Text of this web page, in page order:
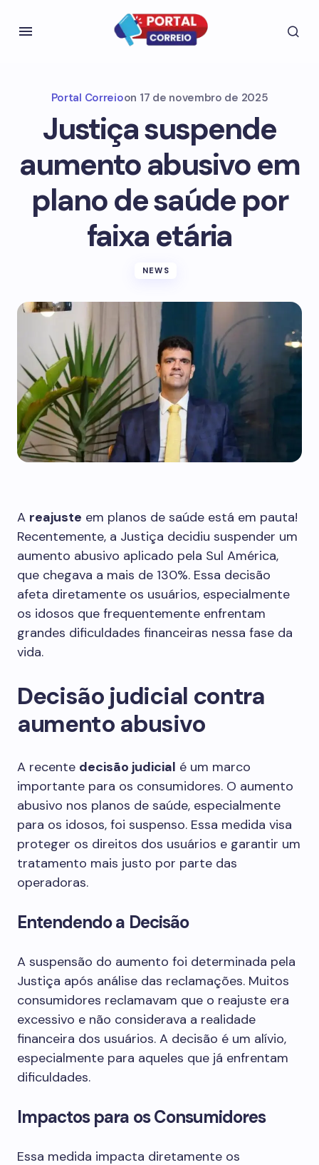
Portal Correioon 17 de novembro de 2025
Justiça suspende
aumento abusivo em
plano de saúde por
faixa etária
NEWS
A reajuste em planos de saúde está em pauta!
Recentemente, a Justiça decidiu suspender um
aumento abusivo aplicado pela Sul América,
que chegava a mais de 130%. Essa decisão
afeta diretamente os usuários, especialmente
os idosos que frequentemente enfrentam
grandes dificuldades financeiras nessa fase da
vida.
Decisão judicial contra
aumento abusivo
A recente decisão judicial é um marco
importante para os consumidores. O aumento
abusivo nos planos de saúde, especialmente
para os idosos, foi suspenso. Essa medida visa
proteger os direitos dos usuários e garantir um
tratamento mais justo por parte das
operadoras.
Entendendo a Decisão
A suspensão do aumento foi determinada pela
Justiça após análise das reclamações. Muitos
consumidores reclamavam que o reajuste era
excessivo e não considerava a realidade
financeira dos usuários. A decisão é um alívio,
especialmente para aqueles que já enfrentam
dificuldades.
Impactos para os Consumidores
Essa medida impacta diretamente os